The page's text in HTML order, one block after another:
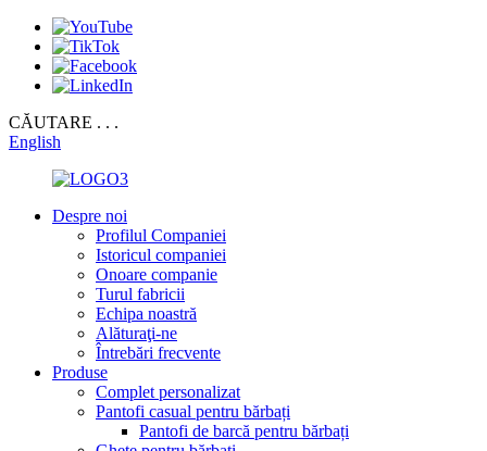
CĂUTARE . . .
English
Despre noi
Profilul Companiei
Istoricul companiei
Onoare companie
Turul fabricii
Echipa noastră
Alăturaţi-ne
Întrebări frecvente
Produse
Complet personalizat
Pantofi casual pentru bărbați
Pantofi de barcă pentru bărbați